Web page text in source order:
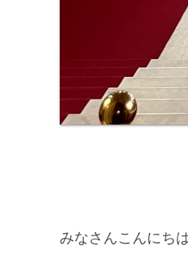
みなさんこんにち